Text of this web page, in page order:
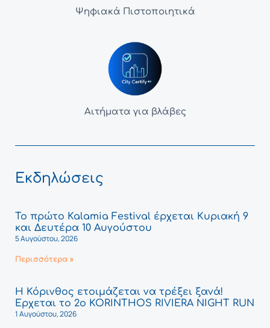
Ψηφιακά Πιστοποιητικά
Αιτήματα για βλάβες
Εκδηλώσεις
Το πρώτο Kalamia Festival έρχεται Κυριακή 9
και Δευτέρα 10 Αυγούστου
5 Αυγούστου, 2026
Περισσότερα »
Η Κόρινθος ετοιμάζεται να τρέξει ξανά!
Έρχεται το 2ο KORINTHOS RIVIERA NIGHT RUN
1 Αυγούστου, 2026